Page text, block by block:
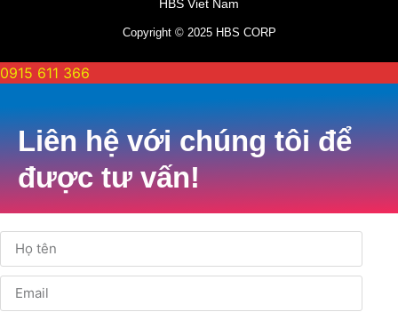
HBS Viet Nam
Copyright © 2025 HBS CORP
0915 611 366
Liên hệ với chúng tôi để
được tư vấn!